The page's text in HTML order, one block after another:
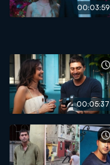
00:03:59
00:05:37